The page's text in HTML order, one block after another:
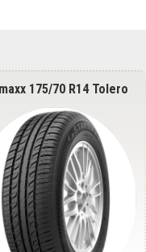
175/70 R14 Tolero